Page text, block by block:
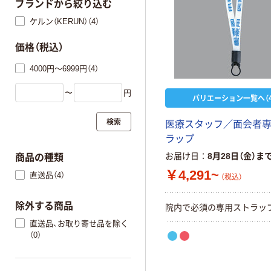
バリエーション一覧へ（4
医療スタッフ／面会者
ラップ
お届け日 8月28日（金）ま
￥4,291~ （税込）
院内で必須の専用ストラッ
ブランドから絞り込む
ケルン（KERUN）（4）
価格（税込）
4000円～6999円（4）
〜 円
検索
商品の種類
直送品（4）
除外する商品
直送品、お取り寄せ品を除く
（0）